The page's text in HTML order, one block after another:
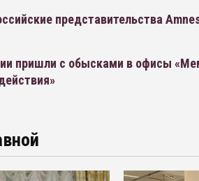
представительства
пришли с обысками в офисы